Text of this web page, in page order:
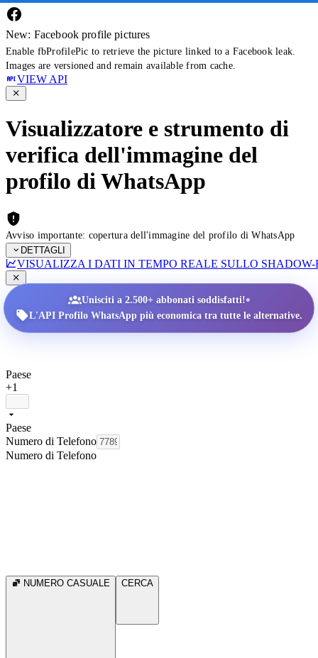
New: Facebook profile pictures
Enable fbProfilePic to retrieve the picture linked to a Facebook leak.
Images are versioned and remain available from cache.
VIEW API
Visualizzatore e strumento di
verifica dell'immagine del
profilo di WhatsApp
Avviso importante: copertura dell'immagine del profilo di WhatsApp
DETTAGLI
VISUALIZZA I DATI IN TEMPO REALE SULLO
Unisciti a 2.500+ abbonati soddisfatti!•
L'API Profilo WhatsApp più economica tra tutte le alternative.
Paese
+1
Paese
Numero di Telefono
Numero di Telefono
NUMERO CASUALE CERCA